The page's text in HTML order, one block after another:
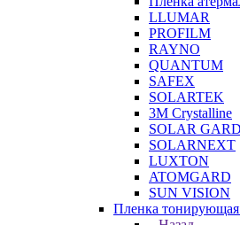
LLUMAR
PROFILM
RAYNO
QUANTUM
SAFEX
SOLARTEK
3M Crystalline
SOLAR GARD
SOLARNEXT
LUXTON
ATOMGARD
SUN VISION
Пленка тонирующая